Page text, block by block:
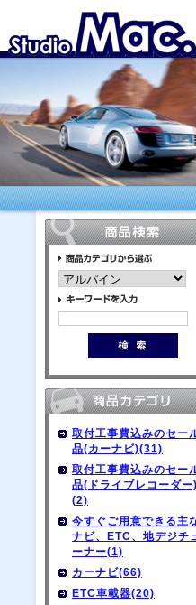
取付工事費込みのセー
品(カーナビ)(31)
取付工事費込みのセー
品(ドライブレコーダー)
(2)
今すぐご用意できる主
ナビ、ETC、地デジチ
ーナー(1)
カーナビ(66)
ETC車載器(20)